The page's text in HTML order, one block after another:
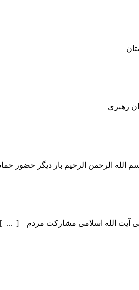
رهبری
آیت الله اسلامی مشارکت مردم [ ... ]